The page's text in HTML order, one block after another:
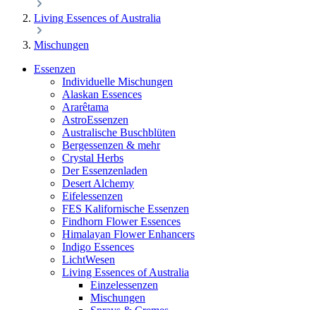
Living Essences of Australia
Mischungen
Essenzen
Individuelle Mischungen
Alaskan Essences
Ararêtama
AstroEssenzen
Australische Buschblüten
Bergessenzen & mehr
Crystal Herbs
Der Essenzenladen
Desert Alchemy
Eifelessenzen
FES Kalifornische Essenzen
Findhorn Flower Essences
Himalayan Flower Enhancers
Indigo Essences
LichtWesen
Living Essences of Australia
Einzelessenzen
Mischungen